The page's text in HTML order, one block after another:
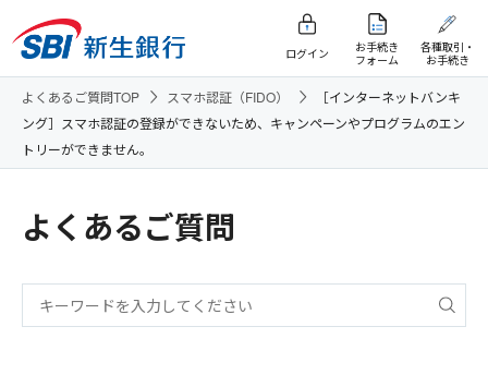
ログイン
お手続き
フォーム
各種取引・
お手続き
よくあるご質問TOP スマホ認証（FIDO）
［インターネットバンキ
ング］スマホ認証の登録ができないため、キャンペーンやプログラムのエン
トリーができません。
よくあるご質問